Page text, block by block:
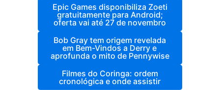
Epic Games disponibiliza Zoeti
gratuitamente para Android;
oferta vai até 27 de novembro
Bob Gray tem origem revelada
em Bem-Vindos a Derry e
aprofunda o mito de Pennywise
Filmes do Coringa: ordem
cronológica e onde assistir